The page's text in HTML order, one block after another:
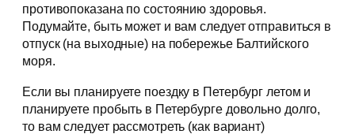
противопоказана по состоянию здоровья.
Подумайте, быть может и вам следует отправиться в
отпуск (на выходные) на побережье Балтийского
моря.
Если вы планируете поездку в Петербург летом и
планируете пробыть в Петербурге довольно долго,
то вам следует рассмотреть (как вариант)